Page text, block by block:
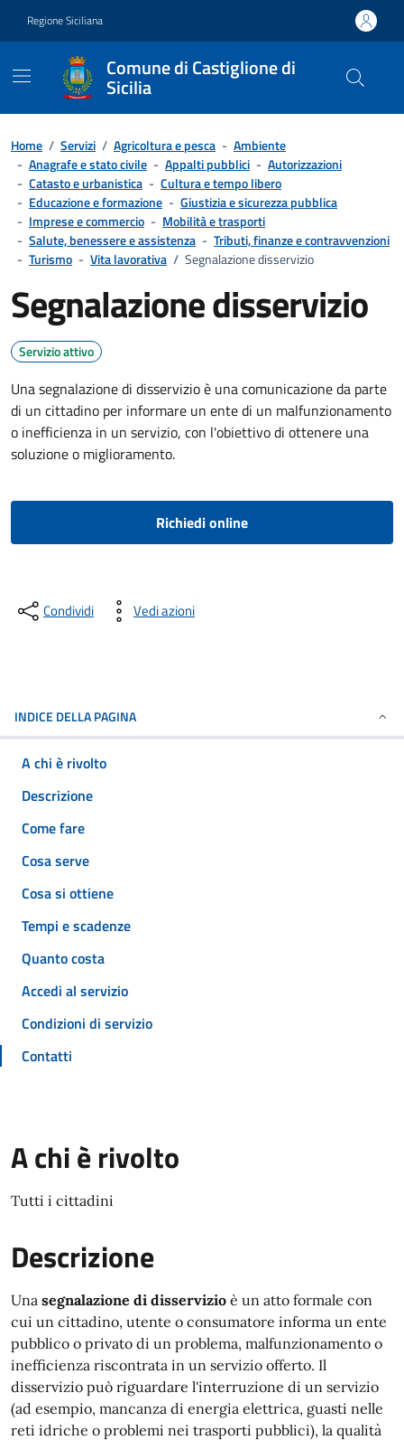
Regione Siciliana
Comune di Castiglione di
Sicilia
Home / Servizi / Agricoltura e pesca - Ambiente
- Anagrafe e stato civile - Appalti pubblici - Autorizzazioni
- Catasto e urbanistica - Cultura e tempo libero
- Educazione e formazione - Giustizia e sicurezza pubblica
- Imprese e commercio - Mobilità e trasporti
- Salute, benessere e assistenza - Tributi, finanze e contravvenzioni
- Turismo - Vita lavorativa / Segnalazione disservizio
Segnalazione disservizio
Servizio attivo
Una segnalazione di disservizio è una comunicazione da parte
di un cittadino per informare un ente di un malfunzionamento
o inefficienza in un servizio, con l'obiettivo di ottenere una
soluzione o miglioramento.
Richiedi online
Condividi Vedi azioni
INDICE DELLA PAGINA
A chi è rivolto
Descrizione
Come fare
Cosa serve
Cosa si ottiene
Tempi e scadenze
Quanto costa
Accedi al servizio
Condizioni di servizio
Contatti
A chi è rivolto
Tutti i cittadini
Descrizione
Una segnalazione di disservizio è un atto formale con
cui un cittadino, utente o consumatore informa un ente
pubblico o privato di un problema, malfunzionamento o
inefficienza riscontrata in un servizio offerto. Il
disservizio può riguardare l'interruzione di un servizio
(ad esempio, mancanza di energia elettrica, guasti nelle
reti idriche o problemi nei trasporti pubblici), la qualità